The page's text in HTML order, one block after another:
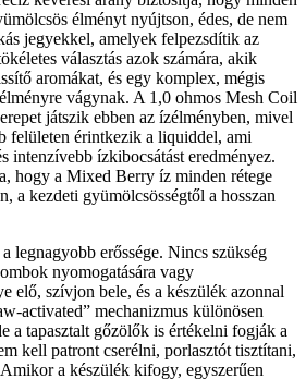
élményt nyújtson, édes, de nem
jegyekkel, amelyek felpezsdítik az
választás azok számára, akik
aromákat, és egy komplex, mégis
vágynak. A 1,0 ohmos Mesh Coil
játszik ebben az ízélményben, mivel
felületen érintkezik a liquiddel, ami
intenzívebb ízkibocsátást eredményez.
hogy a Mixed Berry íz minden rétege
a kezdeti gyümölcsösségtől a hosszan
legnagyobb erőssége. Nincs szükség
nyomogatására vagy
elő, szívjon bele, és a készülék azonnal
activated” mechanizmus különösen
a tapasztalt gőzölők is értékelni fogják a
kell patront cserélni, porlasztót tisztítani,
a készülék kifogy, egyszerűen